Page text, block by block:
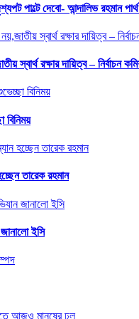
পাল্টে দেবো- আন্দালিভ রহমান পার্থ
স্বার্থ রক্ষার দায়িত্ব – নির্বাচন
বিনিময়
তারেক রহমান
ইসি